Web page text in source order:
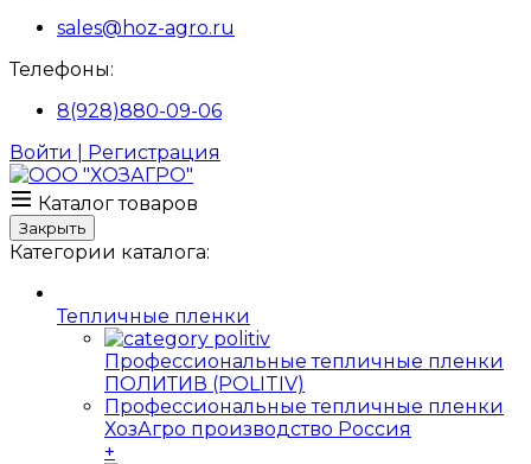
sales@hoz-agro.ru
Телефоны:
8(928)880-09-06
Войти | Регистрация
Каталог товаров
Закрыть
Категории каталога:
Тепличные пленки
Профессиональные тепличные пленки
ПОЛИТИВ (POLITIV)
Профессиональные тепличные пленки
ХозАгро производство Россия
+